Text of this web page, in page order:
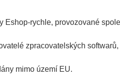
Eshop-rychle, provozované
zpracovatelských
mimo území EU.